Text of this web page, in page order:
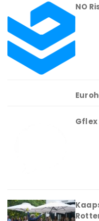
NO
Gflex